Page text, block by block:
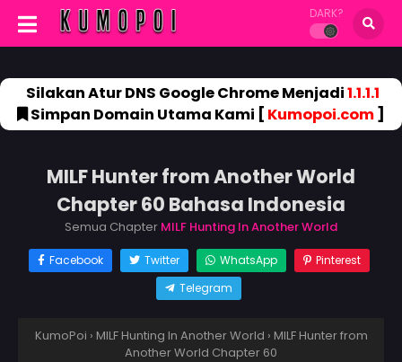
DARK?
Silakan Atur DNS Google Chrome Menjadi1.1.1.1
Simpan Domain Utama Kami [ Kumopoi.com]
MILF Hunter from Another World
Chapter 60 Bahasa Indonesia
Semua Chapter MILF Hunting In Another World
Facebook Twitter WhatsApp
Pinterest
Telegram
KumoPoi › MILF Hunting In Another World › MILF Hunter from
Another World Chapter 60